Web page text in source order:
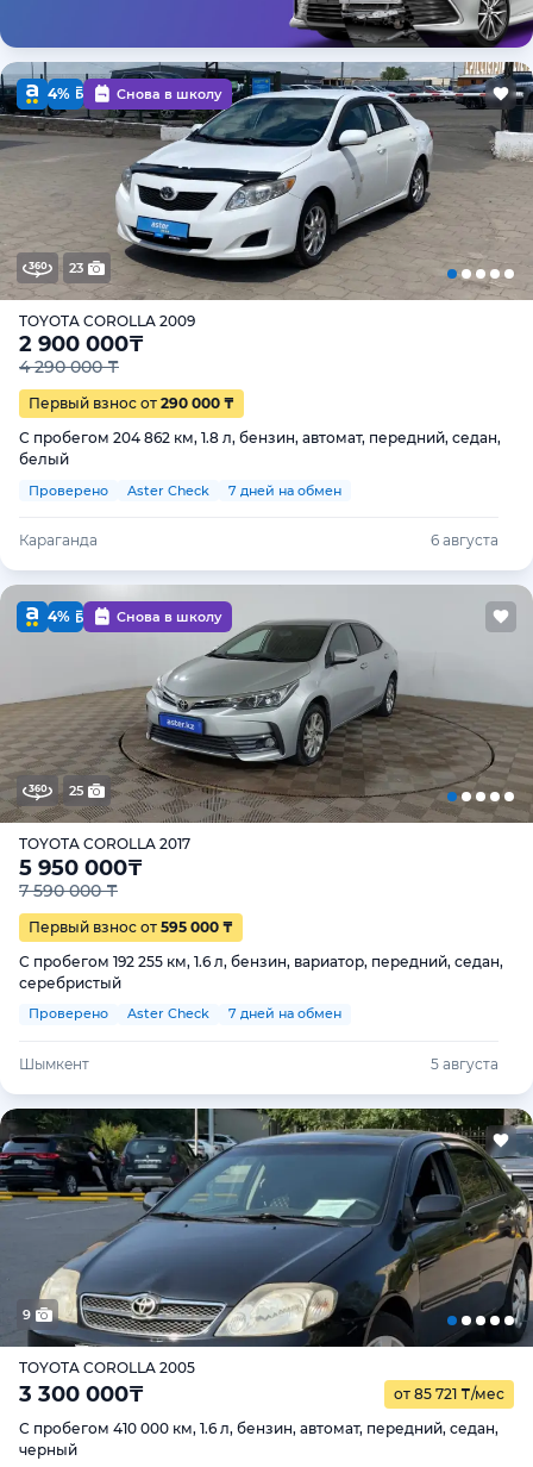
4% Снова в школу
23
TOYOTA COROLLA 2009
2 900 000₸
4 290 000 ₸
Первый взнос от 290 000 ₸
С пробегом 204 862 км, 1.8 л, бензин, автомат, передний, седан,
белый
Проверено Aster Check 7 дней на обмен
Караганда 6 августа
4% Снова в школу
25
TOYOTA COROLLA 2017
5 950 000₸
7 590 000 ₸
Первый взнос от 595 000 ₸
С пробегом 192 255 км, 1.6 л, бензин, вариатор, передний, седан,
серебристый
Проверено Aster Check 7 дней на обмен
Шымкент 5 августа
9
TOYOTA COROLLA 2005
3 300 000₸ от 85 721 ₸/мес
С пробегом 410 000 км, 1.6 л, бензин, автомат, передний, седан,
черный